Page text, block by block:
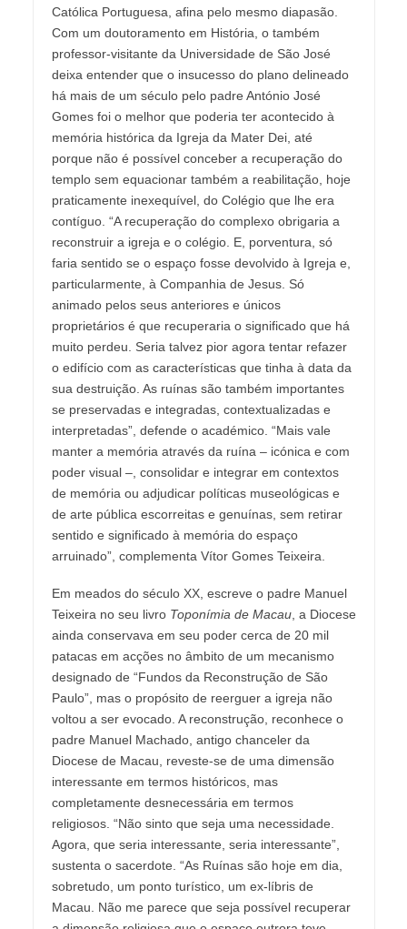
Católica Portuguesa, afina pelo mesmo diapasão.
Com um doutoramento em História, o também
professor-visitante da Universidade de São José
deixa entender que o insucesso do plano delineado
há mais de um século pelo padre António José
Gomes foi o melhor que poderia ter acontecido à
memória histórica da Igreja da Mater Dei, até
porque não é possível conceber a recuperação do
templo sem equacionar também a reabilitação, hoje
praticamente inexequível, do Colégio que lhe era
contíguo. “A recuperação do complexo obrigaria a
reconstruir a igreja e o colégio. E, porventura, só
faria sentido se o espaço fosse devolvido à Igreja e,
particularmente, à Companhia de Jesus. Só
animado pelos seus anteriores e únicos
proprietários é que recuperaria o significado que há
muito perdeu. Seria talvez pior agora tentar refazer
o edifício com as características que tinha à data da
sua destruição. As ruínas são também importantes
se preservadas e integradas, contextualizadas e
interpretadas”, defende o académico. “Mais vale
manter a memória através da ruína – icónica e com
poder visual –, consolidar e integrar em contextos
de memória ou adjudicar políticas museológicas e
de arte pública escorreitas e genuínas, sem retirar
sentido e significado à memória do espaço
arruinado”, complementa Vítor Gomes Teixeira.
Em meados do século XX, escreve o padre Manuel
Teixeira no seu livro Toponímia de Macau, a Diocese
ainda conservava em seu poder cerca de 20 mil
patacas em acções no âmbito de um mecanismo
designado de “Fundos da Reconstrução de São
Paulo”, mas o propósito de reerguer a igreja não
voltou a ser evocado. A reconstrução, reconhece o
padre Manuel Machado, antigo chanceler da
Diocese de Macau, reveste-se de uma dimensão
interessante em termos históricos, mas
completamente desnecessária em termos
religiosos. “Não sinto que seja uma necessidade.
Agora, que seria interessante, seria interessante”,
sustenta o sacerdote. “As Ruínas são hoje em dia,
sobretudo, um ponto turístico, um ex-líbris de
Macau. Não me parece que seja possível recuperar